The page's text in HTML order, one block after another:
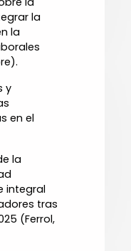
la
la
y
en el
la
integral
tras
(Ferrol,